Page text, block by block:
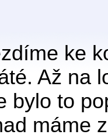
ke
Až na
bylo to
máme